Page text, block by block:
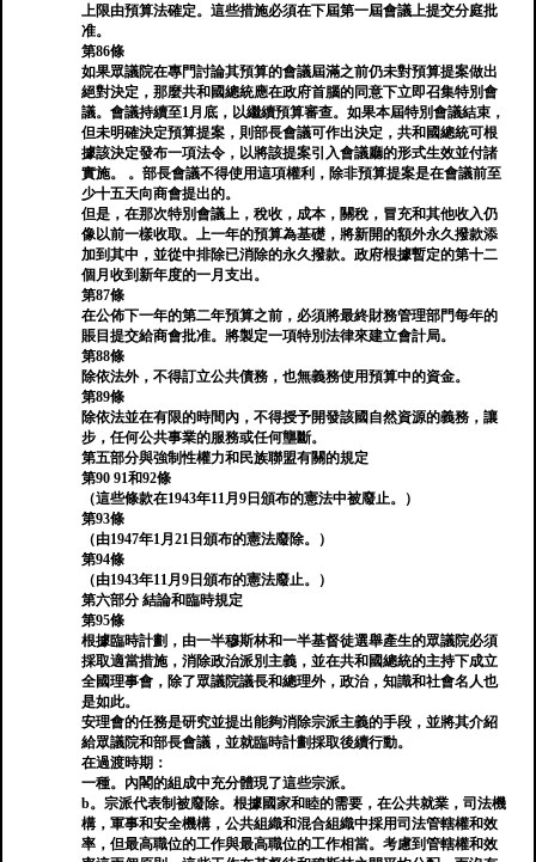
上限由預算法確定。這些措施必須在下屆第一屆會議上提交分庭批
准。
第86條
如果眾議院在專門討論其預算的會議屆滿之前仍未對預算提案做出
絕對決定，那麼共和國總統應在政府首腦的同意下立即召集特別會
議。會議持續至1月底，以繼續預算審查。如果本屆特別會議結束，
但未明確決定預算提案，則部長會議可作出決定，共和國總統可根
據該決定發布一項法令，以將該提案引入會議廳的形式生效並付諸
實施。 。部長會議不得使用這項權利，除非預算提案是在會議前至
少十五天向商會提出的。
但是，在那次特別會議上，稅收，成本，關稅，冒充和其他收入仍
像以前一樣收取。上一年的預算為基礎，將新開的額外永久撥款添
加到其中，並從中排除已消除的永久撥款。政府根據暫定的第十二
個月收到新年度的一月支出。
第87條
在公佈下一年的第二年預算之前，必須將最終財務管理部門每年的
賬目提交給商會批准。將製定一項特別法律來建立會計局。
第88條
除依法外，不得訂立公共債務，也無義務使用預算中的資金。
第89條
除依法並在有限的時間內，不得授予開發該國自然資源的義務，讓
步，任何公共事業的服務或任何壟斷。
第五部分與強制性權力和民族聯盟有關的規定
第90 91和92條
（這些條款在1943年11月9日頒布的憲法中被廢止。）
第93條
（由1947年1月21日頒布的憲法廢除。）
第94條
（由1943年11月9日頒布的憲法廢止。）
第六部分 結論和臨時規定
第95條
根據臨時計劃，由一半穆斯林和一半基督徒選舉產生的眾議院必須
採取適當措施，消除政治派別主義，並在共和國總統的主持下成立
全國理事會，除了眾議院議長和總理外，政治，知識和社會名人也
是如此。
安理會的任務是研究並提出能夠消除宗派主義的手段，並將其介紹
給眾議院和部長會議，並就臨時計劃採取後續行動。
在過渡時期：
一種。內閣的組成中充分體現了這些宗派。
b。宗派代表制被廢除。根據國家和睦的需要，在公共就業，司法機
構，軍事和安全機構，公共組織和混合組織中採用司法管轄權和效
率，但最高職位的工作與最高職位的工作相當。考慮到管轄權和效